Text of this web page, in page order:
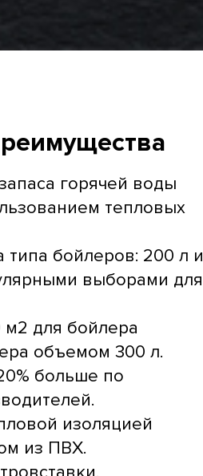
горячей воды
тепловых
типа бойлеров: 200 л и
выборами для
для бойлера
объемом 300 л.
больше по
изоляцией
из ПВХ.